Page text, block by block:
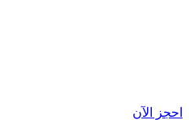
احجز الآن